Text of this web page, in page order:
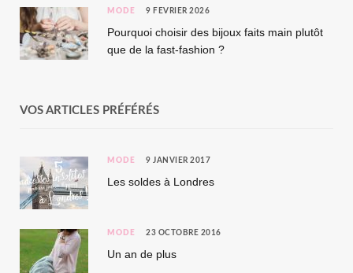
MODE 9 FÉVRIER 2026
Pourquoi choisir des bijoux faits main plutôt
que de la fast-fashion ?
VOS ARTICLES PRÉFÉRÉS
MODE 9 JANVIER 2017
Les soldes à Londres
MODE 23 OCTOBRE 2016
Un an de plus